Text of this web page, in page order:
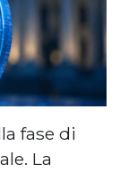
fase di
La